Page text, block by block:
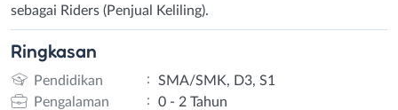
sebagai Riders (Penjual Keliling).
Ringkasan
Pendidikan :
SMA/SMK, D3, S1
Pengalaman
:
0 - 2 Tahun